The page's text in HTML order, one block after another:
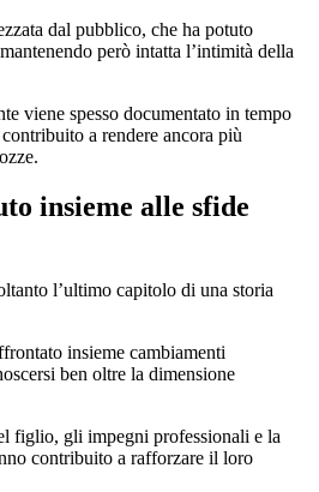
dal pubblico, che ha potuto
però intatta l’intimità della
viene spesso documentato in tempo
a rendere ancora più
insieme alle sfide
l’ultimo capitolo di una storia
insieme cambiamenti
ben oltre la dimensione
figlio, gli impegni professionali e la
contribuito a rafforzare il loro